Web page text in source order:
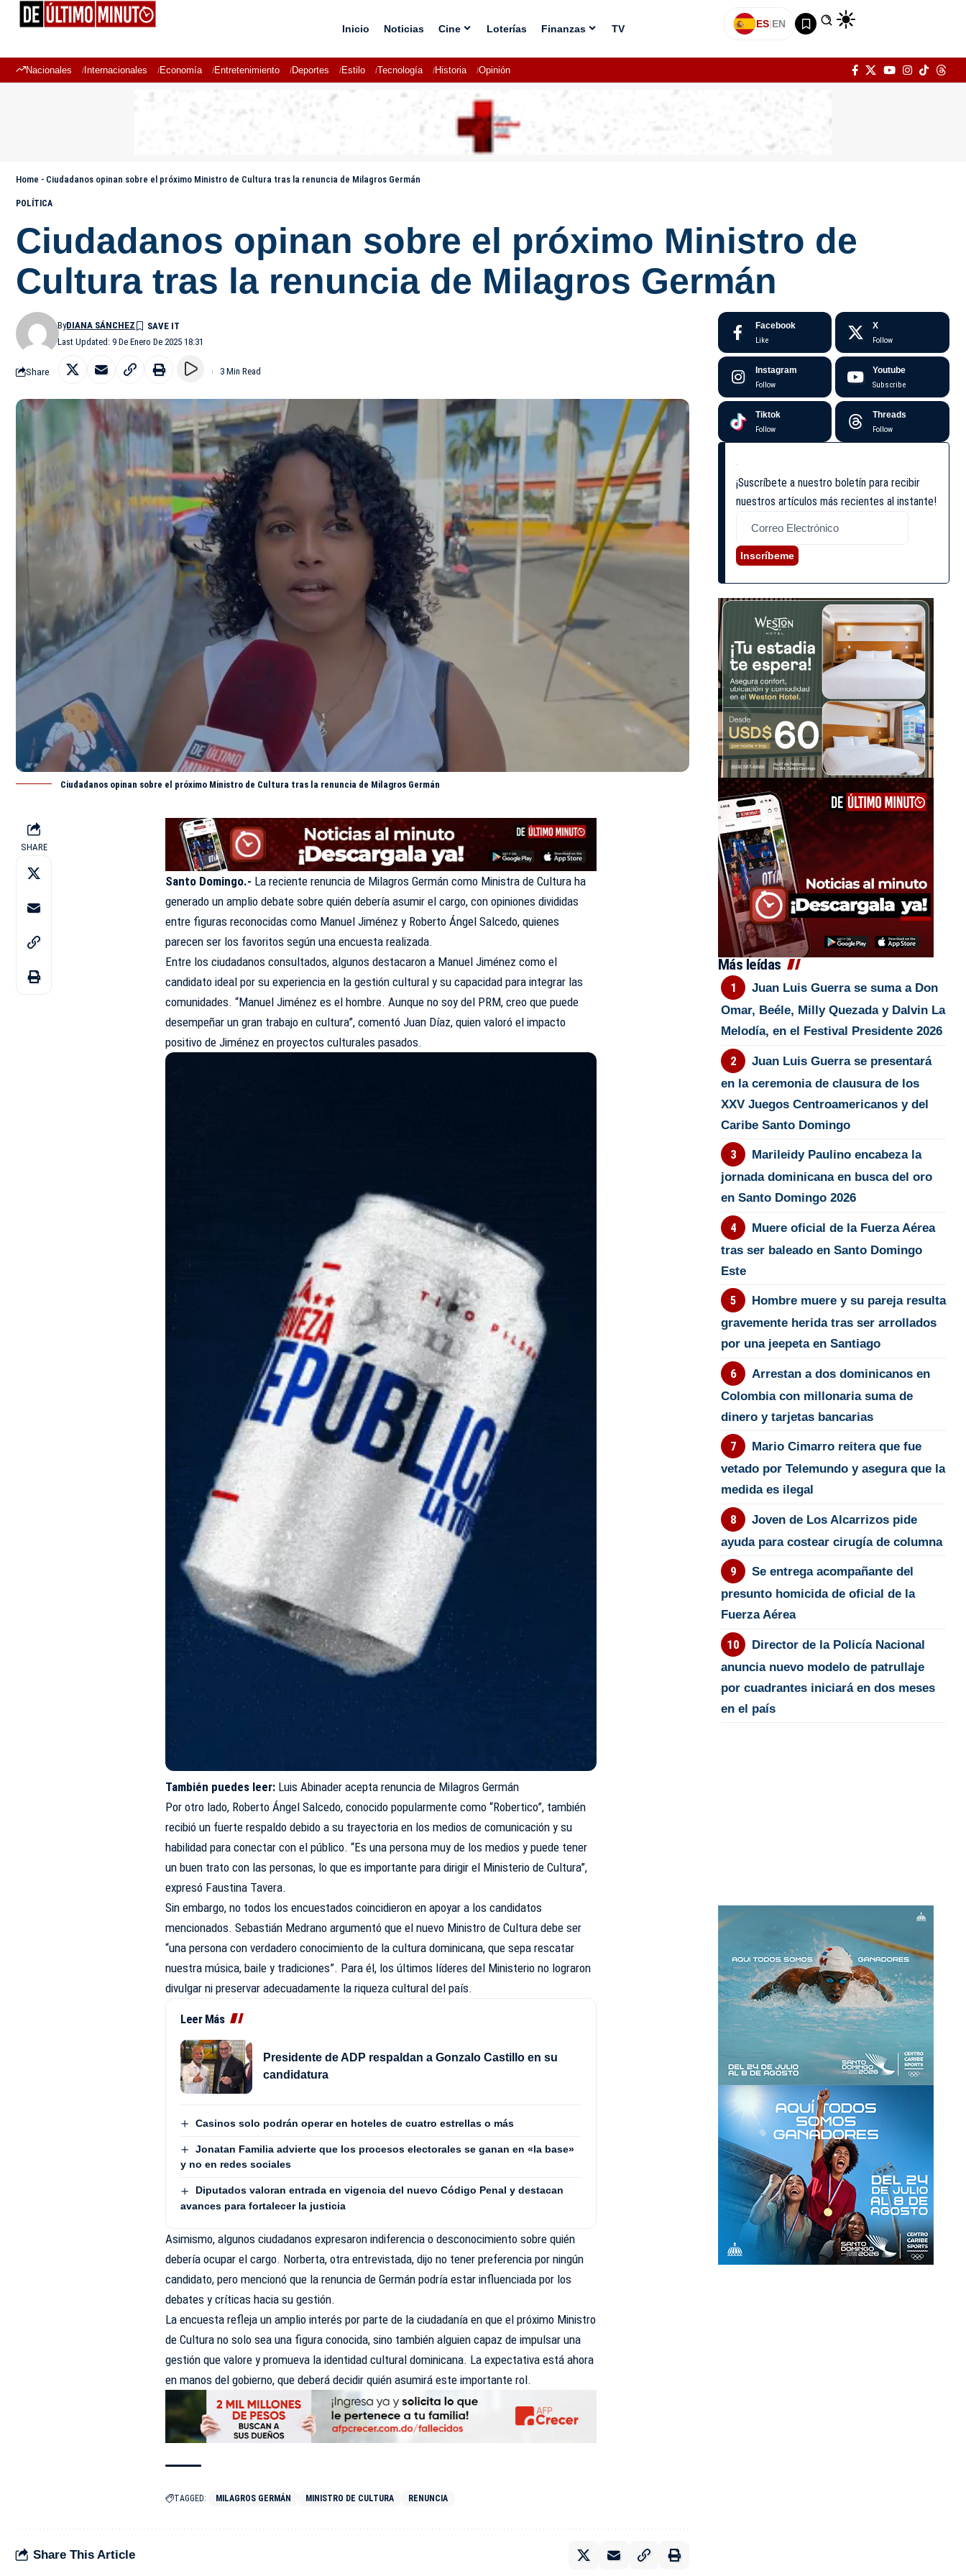
Inicio Noticias Cine Loterías Finanzas TV ES|EN
Nacionales Internacionales Economía Entretenimiento Deportes Estilo Tecnología Historia Opinión
Home - Ciudadanos opinan sobre el próximo Ministro de Cultura tras la renuncia de Milagros Germán
POLÍTICA
Ciudadanos opinan sobre el próximo Ministro de
Cultura tras la renuncia de Milagros Germán
Last Updated: 9 De Enero De 2025 18:31
ByDIANA SÁNCHEZ
Share 3 Min Read
Ciudadanos opinan sobre el próximo Ministro de Cultura tras la renuncia de Milagros Germán
SHARE
Santo Domingo.- La reciente renuncia de Milagros Germán como Ministra de Cultura ha
generado un amplio debate sobre quién debería asumir el cargo, con opiniones divididas
entre figuras reconocidas como Manuel Jiménez y Roberto Ángel Salcedo, quienes
parecen ser los favoritos según una encuesta realizada.
Entre los ciudadanos consultados, algunos destacaron a Manuel Jiménez como el
candidato ideal por su experiencia en la gestión cultural y su capacidad para integrar las
comunidades. “Manuel Jiménez es el hombre. Aunque no soy del PRM, creo que puede
desempeñar un gran trabajo en cultura”, comentó Juan Díaz, quien valoró el impacto
positivo de Jiménez en proyectos culturales pasados.
También puedes leer: Luis Abinader acepta renuncia de Milagros Germán
Por otro lado, Roberto Ángel Salcedo, conocido popularmente como “Robertico”, también
recibió un fuerte respaldo debido a su trayectoria en los medios de comunicación y su
habilidad para conectar con el público. “Es una persona muy de los medios y puede tener
un buen trato con las personas, lo que es importante para dirigir el Ministerio de Cultura”,
expresó Faustina Tavera.
Sin embargo, no todos los encuestados coincidieron en apoyar a los candidatos
mencionados. Sebastián Medrano argumentó que el nuevo Ministro de Cultura debe ser
“una persona con verdadero conocimiento de la cultura dominicana, que sepa rescatar
nuestra música, baile y tradiciones”. Para él, los últimos líderes del Ministerio no lograron
divulgar ni preservar adecuadamente la riqueza cultural del país.
Leer Más
Presidente de ADP respaldan a Gonzalo Castillo en su
candidatura
Casinos solo podrán operar en hoteles de cuatro estrellas o más
Jonatan Familia advierte que los procesos electorales se ganan en «la base»
y no en redes sociales
Diputados valoran entrada en vigencia del nuevo Código Penal y destacan
avances para fortalecer la justicia
Asimismo, algunos ciudadanos expresaron indiferencia o desconocimiento sobre quién
debería ocupar el cargo. Norberta, otra entrevistada, dijo no tener preferencia por ningún
candidato, pero mencionó que la renuncia de Germán podría estar influenciada por los
debates y críticas hacia su gestión.
La encuesta refleja un amplio interés por parte de la ciudadanía en que el próximo Ministro
de Cultura no solo sea una figura conocida, sino también alguien capaz de impulsar una
gestión que valore y promueva la identidad cultural dominicana. La expectativa está ahora
en manos del gobierno, que deberá decidir quién asumirá este importante rol.
TAGGED: MILAGROS GERMÁN MINISTRO DE CULTURA RENUNCIA
Share This Article
Facebook
Like
X
Follow
Instagram
Follow
Youtube
Subscribe
Tiktok
Follow
Threads
Follow
¡Suscríbete a nuestro boletín para recibir
nuestros artículos más recientes al instante!
Inscríbeme
Más leídas
Juan Luis Guerra se suma a Don
Omar, Beéle, Milly Quezada y Dalvin La
Melodía, en el Festival Presidente 2026
Juan Luis Guerra se presentará
en la ceremonia de clausura de los
XXV Juegos Centroamericanos y del
Caribe Santo Domingo
Marileidy Paulino encabeza la
jornada dominicana en busca del oro
en Santo Domingo 2026
Muere oficial de la Fuerza Aérea
tras ser baleado en Santo Domingo
Este
Hombre muere y su pareja resulta
gravemente herida tras ser arrollados
por una jeepeta en Santiago
Arrestan a dos dominicanos en
Colombia con millonaria suma de
dinero y tarjetas bancarias
Mario Cimarro reitera que fue
vetado por Telemundo y asegura que la
medida es ilegal
Joven de Los Alcarrizos pide
ayuda para costear cirugía de columna
Se entrega acompañante del
presunto homicida de oficial de la
Fuerza Aérea
Director de la Policía Nacional
anuncia nuevo modelo de patrullaje
por cuadrantes iniciará en dos meses
en el país